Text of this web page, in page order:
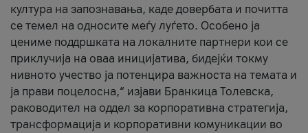
култура на запознавања, каде довербата и почитта
се темел на односите меѓу луѓето. Особено ја
цениме поддршката на локалните партнери кои се
приклучија на оваа иницијатива, бидејќи токму
нивното учество ја потенцира важноста на темата и
ја прави поцелосна,“ изјави Бранкица Толевска,
раководител на оддел за корпоративна стратегија,
трансформација и корпоративни комуникации во